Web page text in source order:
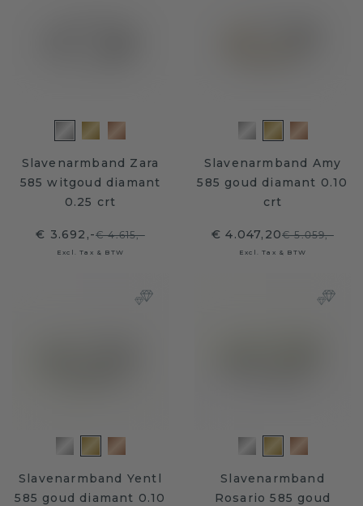
Slavenarmband Zara
585 witgoud diamant
0.25 crt
€ 3.692,-€ 4.615,-
Excl. Tax & BTW
Slavenarmband Amy
585 goud diamant 0.10
crt
€ 4.047,20€ 5.059,-
Excl. Tax & BTW
Slavenarmband Yentl
585 goud diamant 0.10
Slavenarmband
Rosario 585 goud